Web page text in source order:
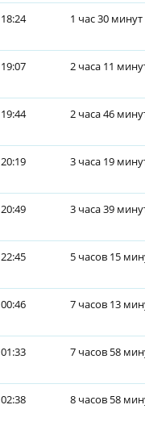
18:24 1 час 30 минут
19:07 2 часа 11
19:44 2 часа 46
20:19 3 часа 19
20:49 3 часа 39
22:45 5 часов 15
00:46 7 часов 13
01:33 7 часов 58
02:38 8 часов 58